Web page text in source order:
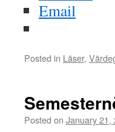
Email
Posted in Läser,
Posted on January 21,